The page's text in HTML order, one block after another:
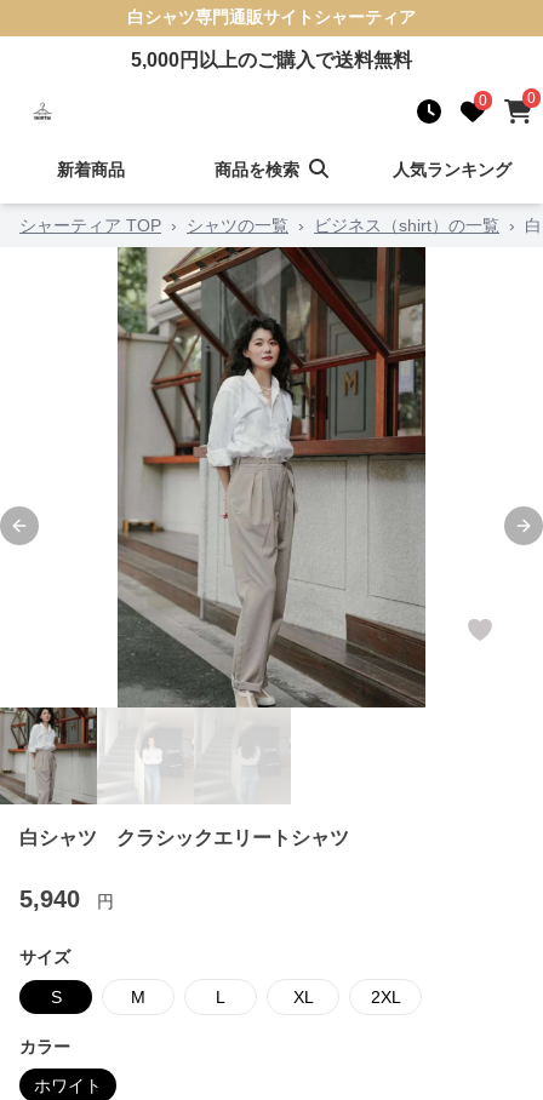
白シャツ専門通販サイト シャーティア
5,000円以上のご購入で送料無料
0 0
新着商品 商品を検索 人気ランキング
シャーティア TOP › シャツの一覧 › ビジネス（shirt）の一覧 ›
Previous slide
白シャツ クラシックエリートシャツ
5,940 円
サイズ
S M L XL 2XL
カラー
ホワイト